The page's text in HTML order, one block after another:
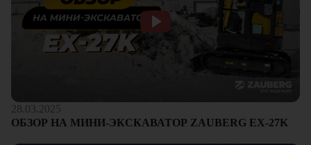
28.03.2025
ОБЗОР НА МИНИ-ЭКСКАВАТОР ZAUBERG EX-27K